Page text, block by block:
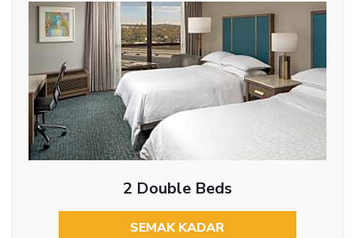
2 Double Beds
SEMAK KADAR